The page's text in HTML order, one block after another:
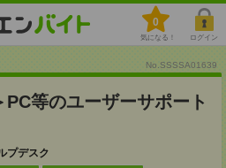
0
気になる！ ログイン
No.SSSSA01639
PC等のユーザーサポート
プデスク